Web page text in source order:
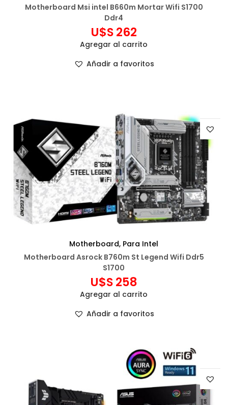
Motherboard Msi intel B660m Mortar Wifi S1700
Ddr4
U$S262
Agregar al carrito
Añadir a favoritos
Motherboard, Para Intel
Motherboard Asrock B760m St Legend Wifi Ddr5
S1700
U$S258
Agregar al carrito
Añadir a favoritos